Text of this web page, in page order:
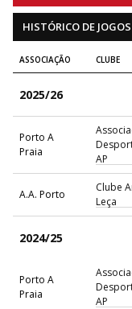
HISTÓRICO DE JOGOS
ASSOCIAÇÃO CLUBE
2025/26
Porto A
Praia
AP
A.A. Porto
Clube
Leça
2024/25
Porto A
Praia
AP